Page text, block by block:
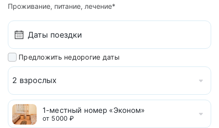
Проживание, питание, лечение*
Предложить недорогие даты
2 взрослых
1-местный номер «Эконом»
от 5000 ₽